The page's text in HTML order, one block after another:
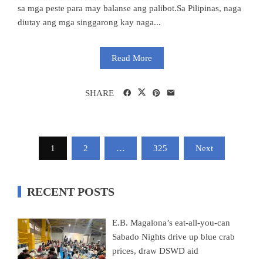
sa mga peste para may balanse ang palibot.Sa Pilipinas, naga
diutay ang mga singgarong kay naga...
Read More
SHARE
1 2 … 325 Next
RECENT POSTS
E.B. Magalona’s eat-all-you-can
Sabado Nights drive up blue crab
prices, draw DSWD aid